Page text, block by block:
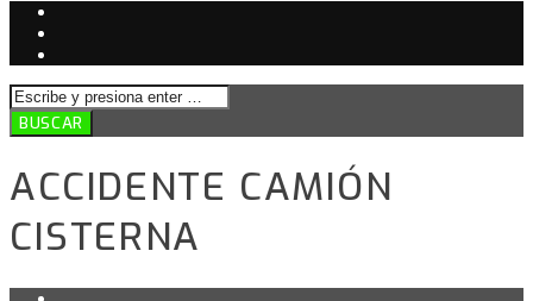
ACCIDENTE CAMIÓN
CISTERNA